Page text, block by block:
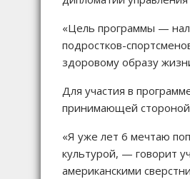
«Цель программы —
подростков-
здоровому образу
Для участия в
принимающей
«Я уже лет 6 мечтаю
культурой, — говорит
американскими